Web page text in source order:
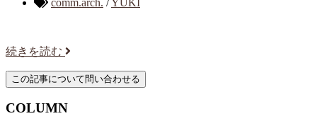
続きを読む
COLUMN